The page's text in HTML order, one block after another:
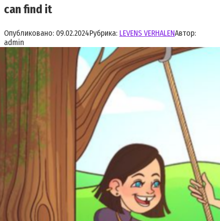
can find it
Опубликовано: 09.02.2024Рубрика: LEVENS VERHALENАвтор:
admin